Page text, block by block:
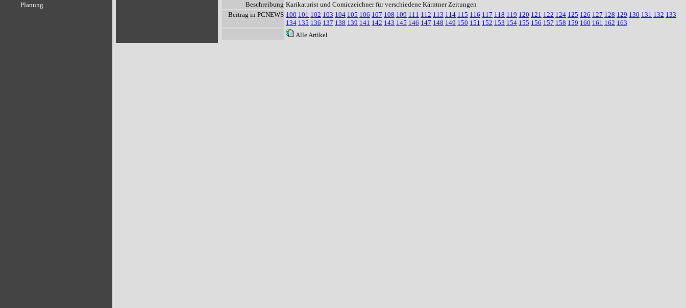
Planung
Beschreibung Karikaturist und Comiczeichner für verschiedene Kärntner Zeitungen
Beitrag in PCNEWS 100 101 102 103 104 105 106 107 108 109 111 112 113 114 115 116 117 118 119 120 121 122 124 125 126 127 128 129 130 131 132 133
134 135 136 137 138 139 141 142 143 145 146 147 148 149 150 151 152 153 154 155 156 157 158 159 160 161 162 163
Alle Artikel